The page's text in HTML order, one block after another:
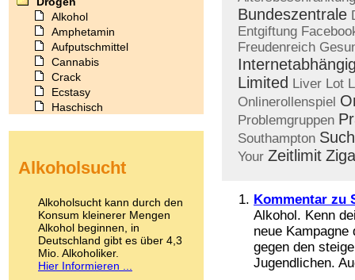
Bundeszentrale
Entgiftung
Freudenreich
Limited Liver Lot
Onlinerollenspiel
Problemgruppen
Southampton
Your Zeitlimit
Kommentar zu
Alkohol. Kenn
neue
gegen den
Jugendlichen.
Alkohol
Amphetamin
Aufputschmittel
Cannabis
Crack
Ecstasy
Haschisch
Kokain
LSD
Marihuana
Medikamente
Meskalin
Metamphetamin
Methadon
Alkoholsucht
Alkoholsucht kann durch den
Konsum kleinerer Mengen
Alkohol beginnen, in
Deutschland gibt es über 4,3
Mio. Alkoholiker.
Hier Informieren ...